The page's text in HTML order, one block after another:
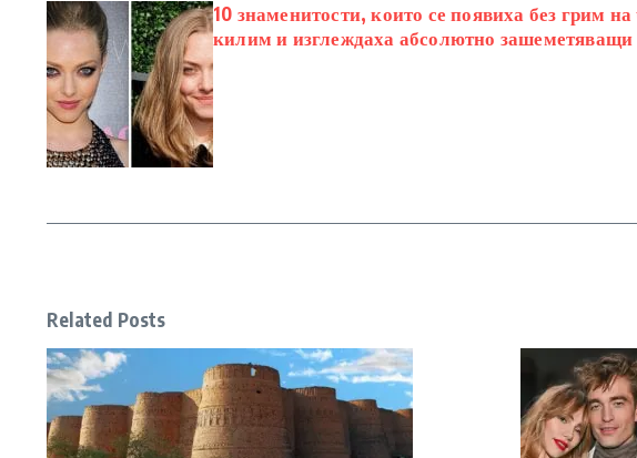
10 знаменитости, които се появиха без грим
килим и изглеждаха абсолютно зашеметяващи
Related Posts